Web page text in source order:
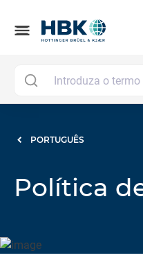
menu
PORTUGUÊS
Política